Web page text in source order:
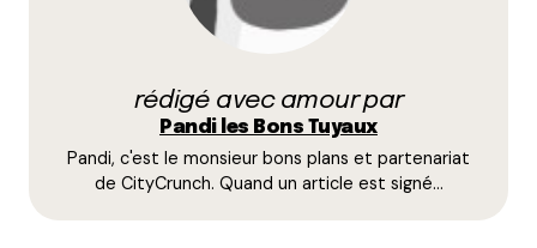
1 juin 2021 à 12 h 08 min
Répondre
rédigé avec amour par
Pandi les Bons Tuyaux
Pandi, c'est le monsieur bons plans et partenariat
de CityCrunch. Quand un article est signé…